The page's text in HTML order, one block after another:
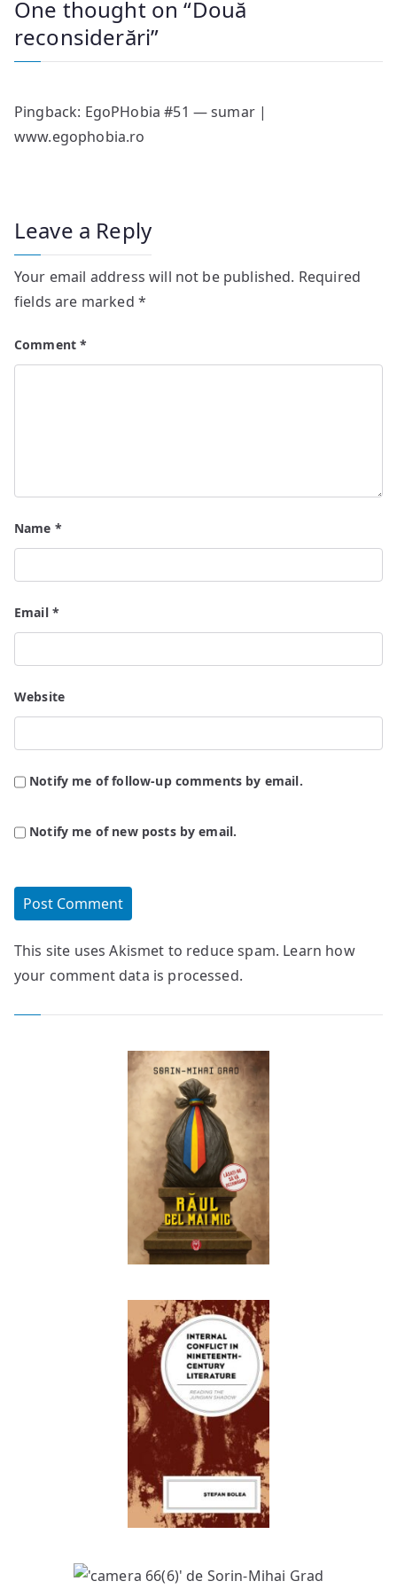
One thought on “Două
reconsiderări”
Pingback: EgoPHobia #51 — sumar |
www.egophobia.ro
Leave a Reply
Your email address will not be published. Required
fields are marked *
Comment*
Name *
Email *
Website
Notify me of follow-up comments by email.
Notify me of new posts by email.
This site uses Akismet to reduce spam. Learn how
your comment data is processed.